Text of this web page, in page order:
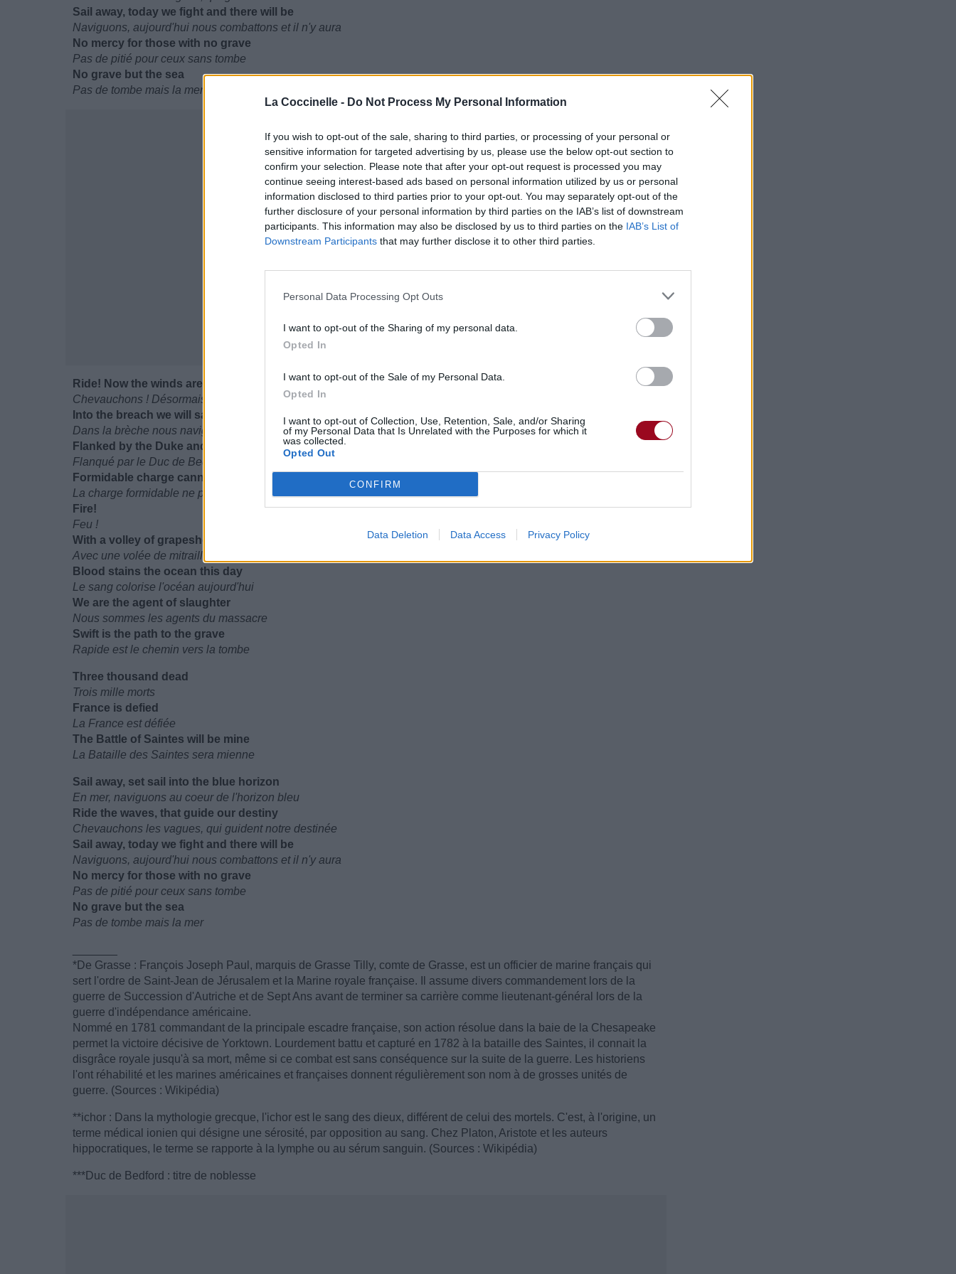
La Coccinelle - Do Not Process My Personal Information
If you wish to opt-out of the sale, sharing to third parties, or processing of your personal or
sensitive information for targeted advertising by us, please use the below opt-out section to
confirm your selection. Please note that after your opt-out request is processed you may
continue seeing interest-based ads based on personal information utilized by us or personal
information disclosed to third parties prior to your opt-out. You may separately opt-out of the
further disclosure of your personal information by third parties on the IAB’s list of downstream
participants. This information may also be disclosed by us to third parties on the IAB’s List of
Downstream Participants that may further disclose it to other third parties.
Personal Data Processing Opt Outs
I want to opt-out of the Sharing of my personal data.
Opted In
I want to opt-out of the Sale of my Personal Data.
Opted In
I want to opt-out of Collection, Use, Retention, Sale, and/or Sharing
of my Personal Data that Is Unrelated with the Purposes for which it
was collected.
Opted Out
CONFIRM
Data Deletion Data Access Privacy Policy
Sail away, today we fight and there will be
Naviguons, aujourd'hui nous combattons et il n'y aura
No mercy for those with no grave
Pas de pitié pour ceux sans tombe
No grave but the sea
Pas de tombe mais la mer
Ride! Now the winds are a-changing
Chevauchons ! Désormais les vents changent
Into the breach we will sail
Dans la brèche nous naviguerons
Flanked by the Duke and Bedford
Flanqué par le Duc de Bedford***
Formidable charge cannot fail
La charge formidable ne peut pas échouer
Fire!
Feu !
With a volley of grapeshot
Avec une volée de mitrailles
Blood stains the ocean this day
Le sang colorise l'océan aujourd'hui
We are the agent of slaughter
Nous sommes les agents du massacre
Swift is the path to the grave
Rapide est le chemin vers la tombe
Three thousand dead
Trois mille morts
France is defied
La France est défiée
The Battle of Saintes will be mine
La Bataille des Saintes sera mienne
Sail away, set sail into the blue horizon
En mer, naviguons au coeur de l'horizon bleu
Ride the waves, that guide our destiny
Chevauchons les vagues, qui guident notre destinée
Sail away, today we fight and there will be
Naviguons, aujourd'hui nous combattons et il n'y aura
No mercy for those with no grave
Pas de pitié pour ceux sans tombe
No grave but the sea
Pas de tombe mais la mer
*De Grasse : François Joseph Paul, marquis de Grasse Tilly, comte de Grasse, est un officier de marine français qui
sert l'ordre de Saint-Jean de Jérusalem et la Marine royale française. Il assume divers commandement lors de la
guerre de Succession d'Autriche et de Sept Ans avant de terminer sa carrière comme lieutenant-général lors de la
guerre d'indépendance américaine.
Nommé en 1781 commandant de la principale escadre française, son action résolue dans la baie de la Chesapeake
permet la victoire décisive de Yorktown. Lourdement battu et capturé en 1782 à la bataille des Saintes, il connait la
disgrâce royale jusqu'à sa mort, même si ce combat est sans conséquence sur la suite de la guerre. Les historiens
l'ont réhabilité et les marines américaines et françaises donnent régulièrement son nom à de grosses unités de
guerre. (Sources : Wikipédia)
**ichor : Dans la mythologie grecque, l'ichor est le sang des dieux, différent de celui des mortels. C'est, à l'origine, un
terme médical ionien qui désigne une sérosité, par opposition au sang. Chez Platon, Aristote et les auteurs
hippocratiques, le terme se rapporte à la lymphe ou au sérum sanguin. (Sources : Wikipédia)
***Duc de Bedford : titre de noblesse